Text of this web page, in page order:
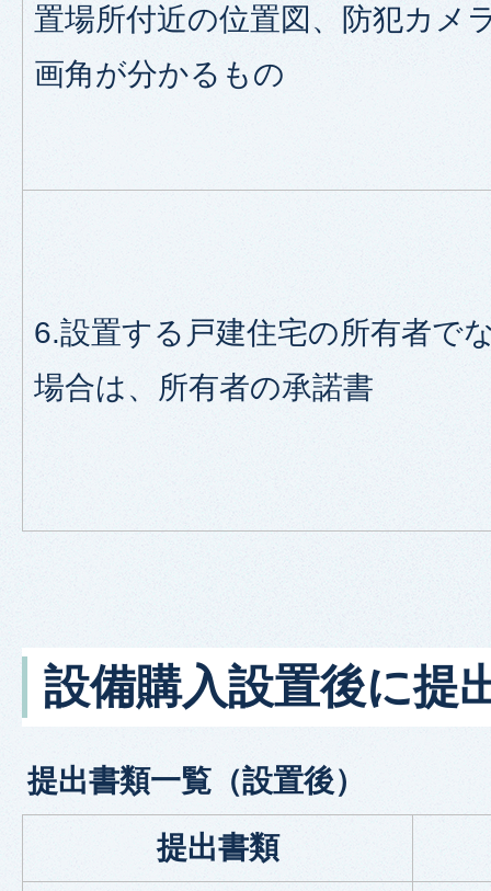
置場所付近の位置図、防犯カメ
画角が分かるもの
6.設置する戸建住宅の所有者で
場合は、所有者の承諾書
設備購入設置後に提
提出書類一覧（設置後）
提出書類